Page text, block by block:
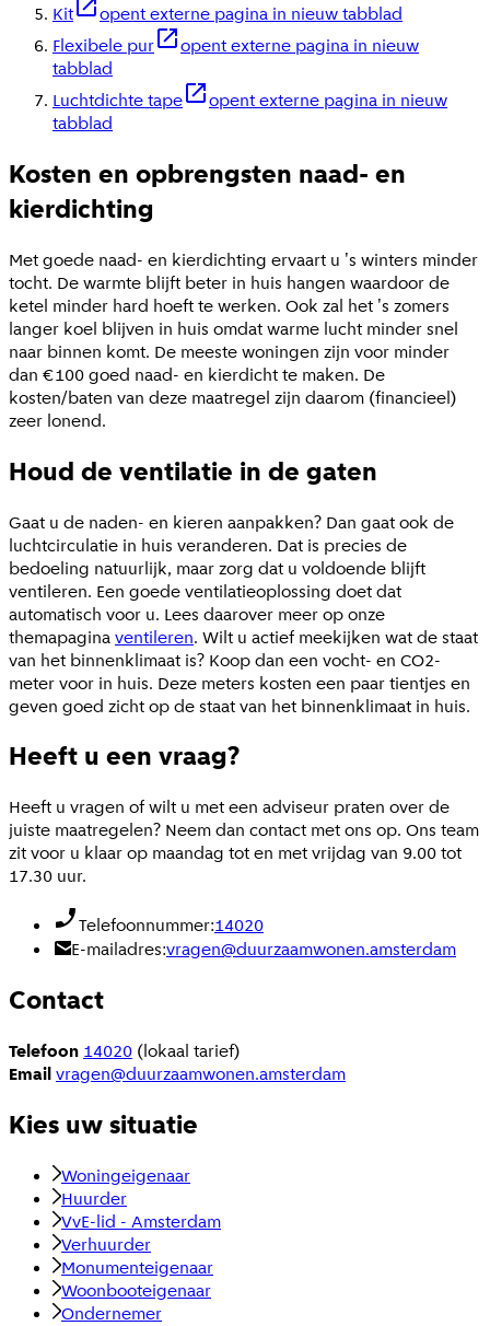
Kit
opent externe pagina in nieuw tabblad
Flexibele pur
opent externe pagina in nieuw
tabblad
Luchtdichte tape
opent externe pagina in nieuw
tabblad
Kosten en opbrengsten naad- en
kierdichting
Met goede naad- en kierdichting ervaart u 's winters minder
tocht. De warmte blijft beter in huis hangen waardoor de
ketel minder hard hoeft te werken. Ook zal het 's zomers
langer koel blijven in huis omdat warme lucht minder snel
naar binnen komt. De meeste woningen zijn voor minder
dan €100 goed naad- en kierdicht te maken. De
kosten/baten van deze maatregel zijn daarom (financieel)
zeer lonend.
Houd de ventilatie in de gaten
Gaat u de naden- en kieren aanpakken? Dan gaat ook de
luchtcirculatie in huis veranderen. Dat is precies de
bedoeling natuurlijk, maar zorg dat u voldoende blijft
ventileren. Een goede ventilatieoplossing doet dat
automatisch voor u. Lees daarover meer op onze
themapaginaventileren. Wilt u actief meekijken wat de staat
van het binnenklimaat is? Koop dan een vocht- en CO2-
meter voor in huis. Deze meters kosten een paar tientjes en
geven goed zicht op de staat van het binnenklimaat in huis.
Heeft u een vraag?
Heeft u vragen of wilt u met een adviseur praten over de
juiste maatregelen? Neem dan contact met ons op. Ons team
zit voor u klaar op maandag tot en met vrijdag van 9.00 tot
17.30 uur.
Telefoonnummer:14020
E-mailadres:vragen@duurzaamwonen.amsterdam
Contact
Telefoon 14020 (lokaal tarief)
Emailvragen@duurzaamwonen.amsterdam
Kies uw situatie
Woningeigenaar
Huurder
VvE-lid - Amsterdam
Verhuurder
Monumenteigenaar
Woonbooteigenaar
Ondernemer